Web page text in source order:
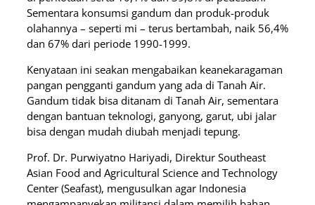
Sementara konsumsi gandum dan produk-produk
olahannya – seperti mi – terus bertambah, naik 56,4%
dan 67% dari periode 1990-1999.
Kenyataan ini seakan mengabaikan keanekaragaman
pangan pengganti gandum yang ada di Tanah Air.
Gandum tidak bisa ditanam di Tanah Air, sementara
dengan bantuan teknologi, ganyong, garut, ubi jalar
bisa dengan mudah diubah menjadi tepung.
Prof. Dr. Purwiyatno Hariyadi, Direktur Southeast
Asian Food and Agricultural Science and Technology
Center (Seafast), mengusulkan agar Indonesia